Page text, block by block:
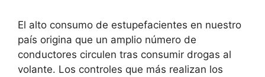
El alto consumo de estupefacientes en nuestro
país origina que un amplio número de
conductores circulen tras consumir drogas al
volante. Los controles que más realizan los